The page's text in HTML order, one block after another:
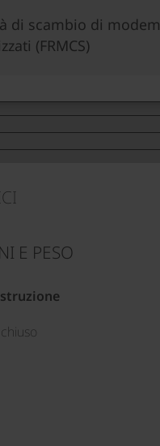
di scambio di modem
(FRMCS)
E PESO